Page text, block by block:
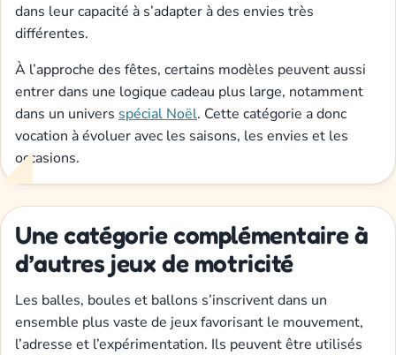
dans leur capacité à s’adapter à des envies très
différentes.
À l’approche des fêtes, certains modèles peuvent aussi
entrer dans une logique cadeau plus large, notamment
dans un univers spécial Noël. Cette catégorie a donc
vocation à évoluer avec les saisons, les envies et les
occasions.
Une catégorie complémentaire à
d’autres jeux de motricité
Les balles, boules et ballons s’inscrivent dans un
ensemble plus vaste de jeux favorisant le mouvement,
l’adresse et l’expérimentation. Ils peuvent être utilisés